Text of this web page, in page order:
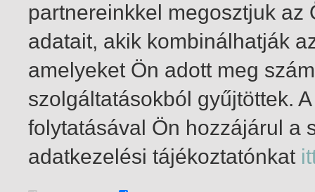
1-3 / insgesamt 3 Treffer
partnereinkkel megosztjuk
adatait, akik kombinálhatják
amelyeket Ön adott meg
szolgáltatásokból gyűjtöttek.
folytatásával Ön hozzájárul a
adatkezelési tájékoztatónkat